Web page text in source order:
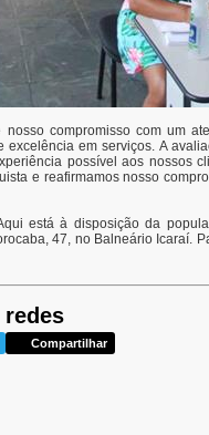
nosso compromisso com um
excelência em serviços. A
possível aos nossos
e reafirmamos nosso
está à disposição da
47, no Balneário Icaraí.
Compartilhar